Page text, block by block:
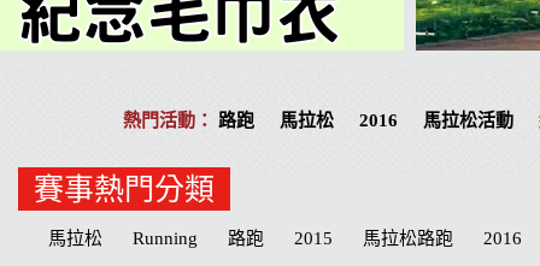
路跑 馬拉松 2016 馬拉松活動
賽事熱門分類
馬拉松 Running 路跑 2015 馬拉松路跑
2016